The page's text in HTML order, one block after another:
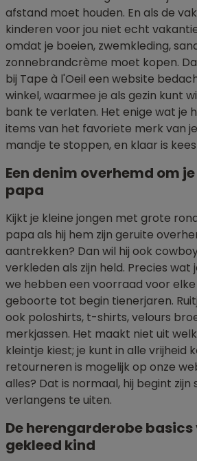
afstand moet houden. En als de
kinderen voor jou niet echt
omdat je boeien, zwemkleding,
zonnebrandcrème moet kopen.
bij Tape à l'Oeil een website
winkel, waarmee je als gezin kunt
bank te verlaten. Het enige wat je
items van het favoriete merk van
mandje te stoppen, en klaar is
Een denim overhemd om
papa
Kijkt je kleine jongen met grote
papa als hij hem zijn geruite
aantrekken? Dan wil hij ook
verkleden als zijn held. Precies wat
we hebben een voorraad voor
geboorte tot begin tienerjaren.
ook poloshirts, t-shirts, velours
merkjassen. Het maakt niet uit
kleintje kiest; je kunt in alle vrijheid
retourneren is mogelijk op onze
alles? Dat is normaal, hij begint zijn
verlangens te uiten.
De herengarderobe basics
gekleed kind